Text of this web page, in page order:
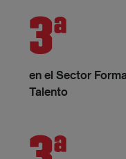
3ª
en el Sector
Talento